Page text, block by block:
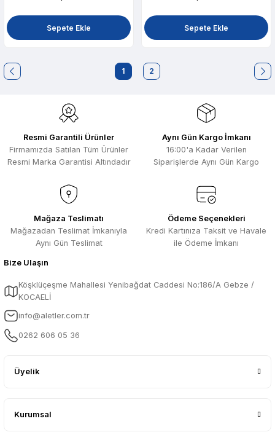
Sepete Ekle Sepete Ekle
1 2
Resmi Garantili Ürünler
Firmamızda Satılan Tüm Ürünler
Resmi Marka Garantisi Altındadır
Aynı Gün Kargo İmkanı
16:00'a Kadar Verilen
Siparişlerde Aynı Gün Kargo
Mağaza Teslimatı
Mağazadan Teslimat İmkanıyla
Aynı Gün Teslimat
Ödeme Seçenekleri
Kredi Kartınıza Taksit ve Havale
ile Ödeme İmkanı
Bize Ulaşın
Köşklüçeşme Mahallesi Yenibağdat Caddesi No:186/A Gebze /
KOCAELİ
info@aletler.com.tr
0262 606 05 36
Üyelik
Kurumsal